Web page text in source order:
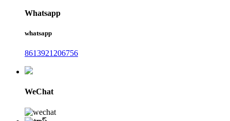
Whatsapp
whatsapp
8613921206756
WeChat